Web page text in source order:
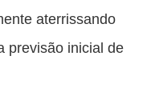
aterrissando
previsão inicial de